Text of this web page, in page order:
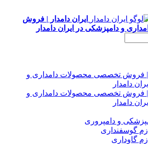
ایران دامدار | فروش
و دامپزشکی در ایران دامدار
و دامپروری
گوسفنداری
گاوداری